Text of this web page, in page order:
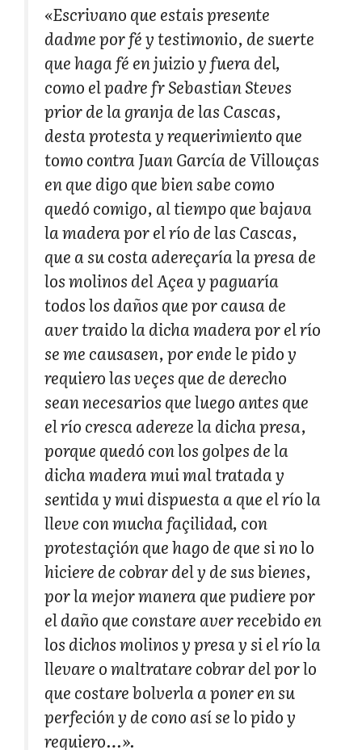
«Escrivano que estais presente
dadme por fé y testimonio, de suerte
que haga fé en juizio y fuera del,
como el padre fr Sebastian Steves
prior de la granja de las Cascas,
desta protesta y requerimiento que
tomo contra Juan García de Villouças
en que digo que bien sabe como
quedó comigo, al tiempo que bajava
la madera por el río de las Cascas,
que a su costa adereçaría la presa de
los molinos del Açea y paguaría
todos los daños que por causa de
aver traido la dicha madera por el río
se me causasen, por ende le pido y
requiero las veçes que de derecho
sean necesarios que luego antes que
el río cresca adereze la dicha presa,
porque quedó con los golpes de la
dicha madera mui mal tratada y
sentida y mui dispuesta a que el río la
lleve con mucha façilidad, con
protestaçión que hago de que si no lo
hiciere de cobrar del y de sus bienes,
por la mejor manera que pudiere por
el daño que constare aver recebido en
los dichos molinos y presa y si el río la
llevare o maltratare cobrar del por lo
que costare bolverla a poner en su
perfeción y de cono así se lo pido y
requiero…».